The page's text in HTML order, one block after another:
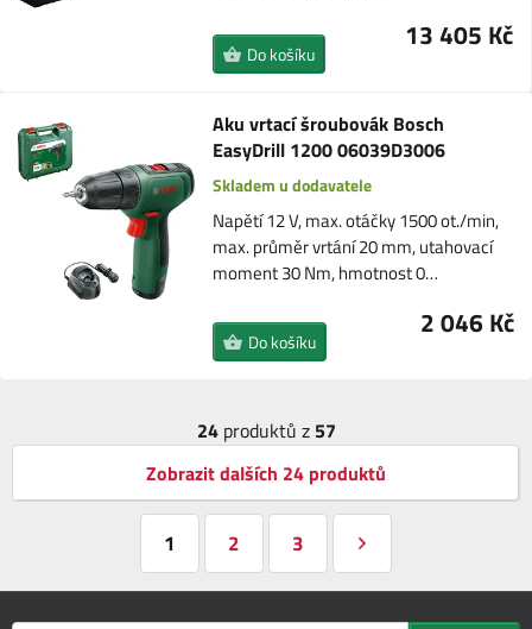
13 405 Kč
Do košíku
Aku vrtací šroubovák Bosch
EasyDrill 1200 06039D3006
Skladem u dodavatele
Napětí 12 V, max. otáčky 1500 ot./min,
max. průměr vrtání 20 mm, utahovací
moment 30 Nm, hmotnost 0…
2 046 Kč
Do košíku
24produktů z 57
Zobrazit dalších 24 produktů
1 2 3